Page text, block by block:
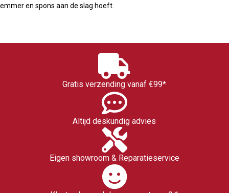
emmer en spons aan de slag hoeft.
Gratis verzending vanaf €99*
Altijd deskundig advies
Eigen showroom & Reparatieservice